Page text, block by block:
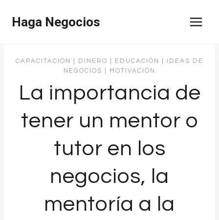
Haga Negocios
CAPACITACIÓN DINERO EDUCACIÓN
IDEAS DE
NEGOCIOS
MOTIVACIÓN
La importancia de
tener un mentor o
tutor en los
negocios, la
mentoría a la